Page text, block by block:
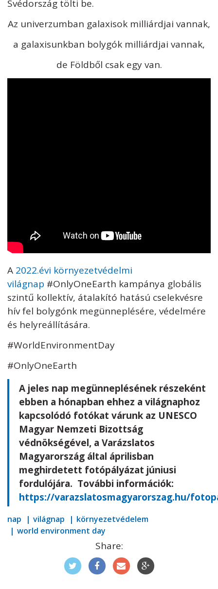
Svédország tölti be.
Az univerzumban galaxisok milliárdjai vannak,
a galaxisunkban bolygók milliárdjai vannak,
de Földből csak egy van.
A 2022.évi környezetvédelmi
világnap #OnlyOneEarth kampánya globális
szintű kollektív, átalakító hatású cselekvésre
hív fel bolygónk megünneplésére, védelmére
és helyreállítására.
#WorldEnvironmentDay
#OnlyOneEarth
A jeles nap megünneplésének részeként
ebben a hónapban ehhez a világnaphoz
kapcsolódó fotókat várunk az UNESCO
Magyar Nemzeti Bizottság
védnökségével, a Varázslatos
Magyarország által áprilisban
meghirdetett fotópályázat júniusi
fordulójára. További információk:
https://varazslatosmagyarorszag.hu/
nap világnap
környezetvédelem
world environment day
Share: